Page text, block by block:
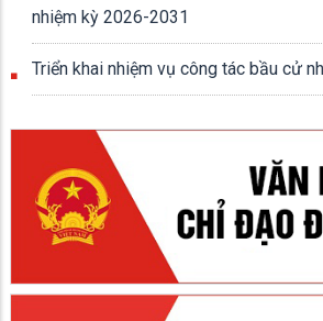
nhiệm kỳ 2026-2031
Triển khai nhiệm vụ công tác bầu cử